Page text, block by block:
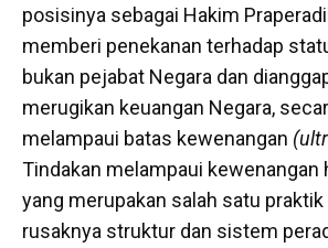
posisinya sebagai Hakim
memberi penekanan terhadap
bukan pejabat Negara dan
merugikan keuangan Negara,
melampaui batas kewenangan
Tindakan melampaui kewenangan
yang merupakan salah satu
rusaknya struktur dan sistem